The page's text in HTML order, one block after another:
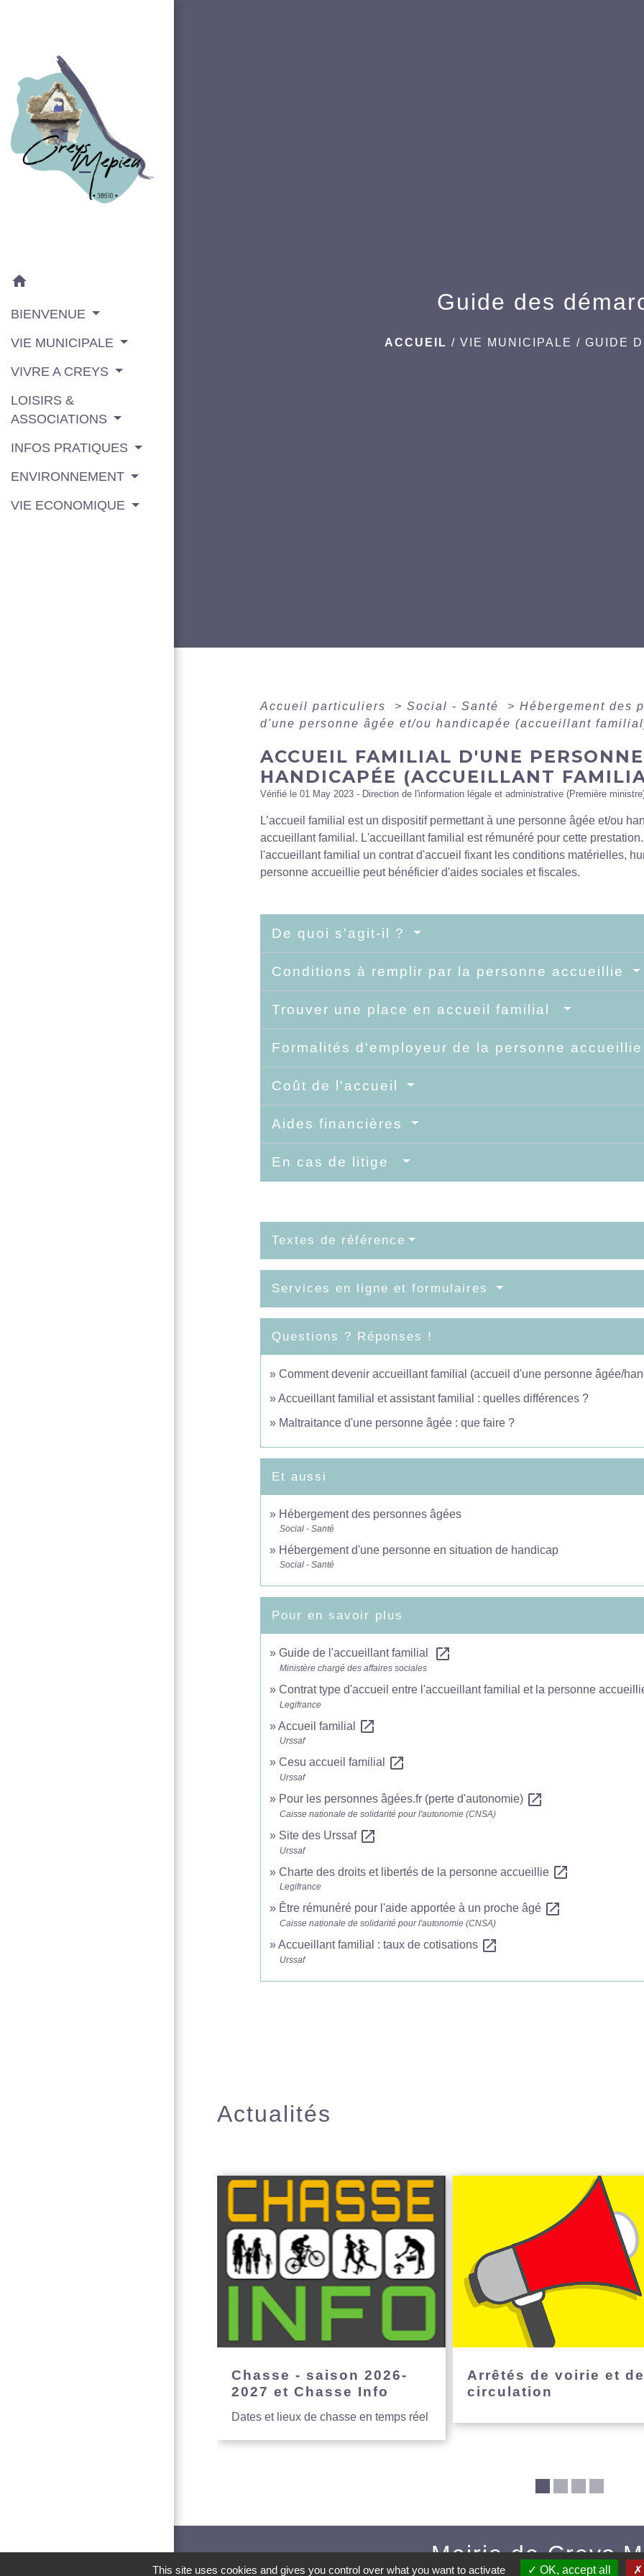
home
BIENVENUE
VIE MUNICIPALE
VIVRE A CREYS
LOISIRS &
ASSOCIATIONS
INFOS PRATIQUES
ENVIRONNEMENT
VIE ECONOMIQUE
Guide des
ACCUEIL /VIE MUNICIPALE /GUIDE
Accueil particuliers > Social - Santé > Hébergement des
d'une personne âgée et/ou handicapée (accueillant
ACCUEIL FAMILIAL D'UNE
HANDICAPÉE (ACCUEILLANT
Vérifié le 01 May 2023 - Direction de l'information légale et administrative (Première
L’accueil familial est un dispositif permettant à une personne âgée et/ou
accueillant familial. L'accueillant familial est rémunéré pour cette
l'accueillant familial un contrat d'accueil fixant les conditions matérielles,
personne accueillie peut bénéficier d'aides sociales et fiscales.
De quoi s'agit-il ?
Conditions à remplir par la personne accueillie
Trouver une place en accueil familial
Formalités d'employeur de la personne
Coût de l'accueil
Aides financières
En cas de litige
Textes de référence
Services en ligne et formulaires
Questions ? Réponses !
Comment devenir accueillant familial (accueil d'une personne âgée/
Accueillant familial et assistant familial : quelles différences ?
Maltraitance d'une personne âgée : que faire ?
Et aussi
Hébergement des personnes âgées
Social - Santé
Hébergement d'une personne en situation de handicap
Social - Santé
Pour en savoir plus
Guide de l'accueillant familial open_in_new
Ministère chargé des affaires sociales
Contrat type d'accueil entre l'accueillant familial et la personne
Legifrance
Accueil familial open_in_new
Urssaf
Cesu accueil familial open_in_new
Urssaf
Pour les personnes âgées.fr (perte d'autonomie) open_in_new
Caisse nationale de solidarité pour l'autonomie (CNSA)
Site des Urssaf open_in_new
Urssaf
Charte des droits et libertés de la personne accueillie open_in_new
Legifrance
Être rémunéré pour l'aide apportée à un proche âgé open_in_new
Caisse nationale de solidarité pour l'autonomie (CNSA)
Accueillant familial : taux de cotisations open_in_new
Urssaf
Actualités
Chasse - saison 2026-
2027 et Chasse Info
Dates et lieux de chasse en temps réel
Arrêtés de voirie et de
circulation
Mairie de Creys
This site uses cookies and gives you control over what you want to activate OK, accept all